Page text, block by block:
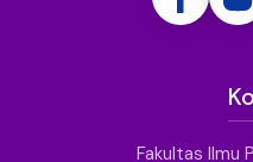
Fakultas Ilmu